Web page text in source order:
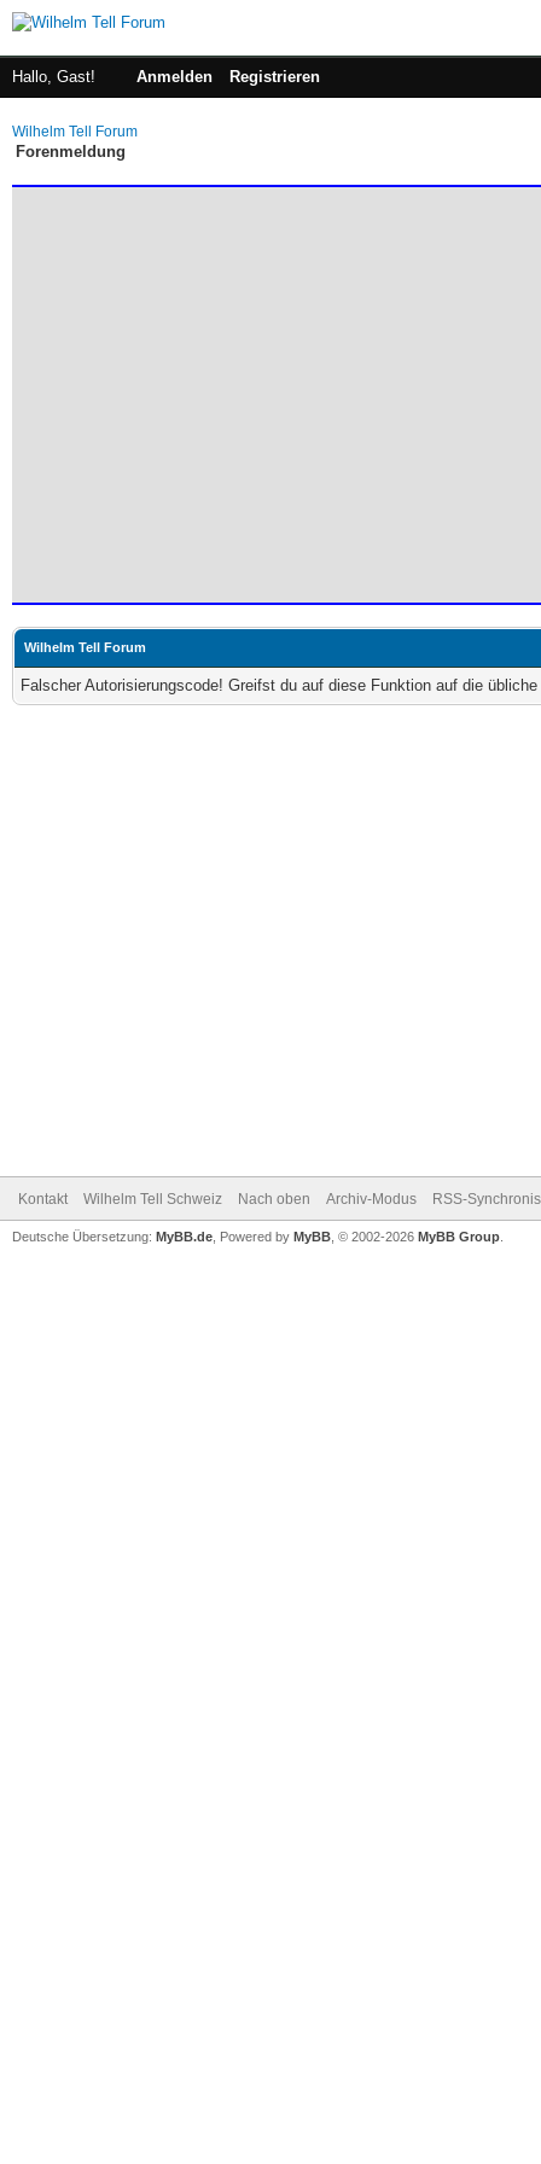
Hallo, Gast! Anmelden Registrieren
Wilhelm Tell Forum
Forenmeldung
Wilhelm Tell Forum
Falscher Autorisierungscode! Greifst du auf diese Funktion auf die
Kontakt Wilhelm Tell Schweiz Nach oben Archiv-Modus RSS-
Deutsche Übersetzung: MyBB.de , Powered by MyBB , © 2002-2026 MyBB Group